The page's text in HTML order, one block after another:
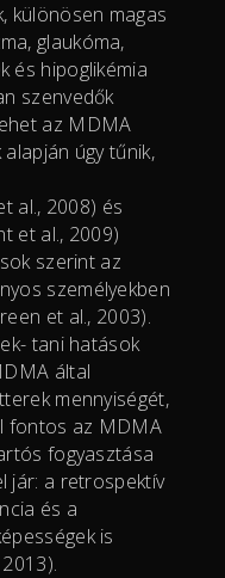
különösen magas
glaukóma,
és hipoglikémia
szenvedők
az MDMA
úgy tűnik,
al., 2008) és
et al., 2009)
szerint az
személyekben
et al., 2003).
tani hatások
által
mennyiségét,
fontos az MDMA
fogyasztása
jár: a retrospektív
és a
is